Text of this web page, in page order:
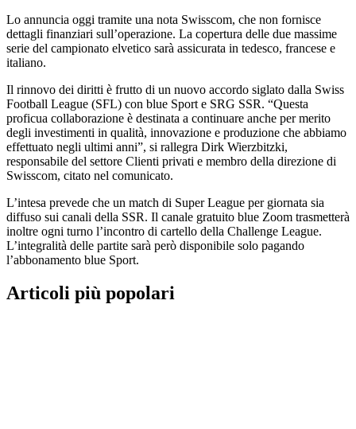
Lo annuncia oggi tramite una nota Swisscom, che non fornisce
dettagli finanziari sull’operazione. La copertura delle due massime
serie del campionato elvetico sarà assicurata in tedesco, francese e
italiano.
Il rinnovo dei diritti è frutto di un nuovo accordo siglato dalla Swiss
Football League (SFL) con blue Sport e SRG SSR. “Questa
proficua collaborazione è destinata a continuare anche per merito
degli investimenti in qualità, innovazione e produzione che abbiamo
effettuato negli ultimi anni”, si rallegra Dirk Wierzbitzki,
responsabile del settore Clienti privati e membro della direzione di
Swisscom, citato nel comunicato.
L’intesa prevede che un match di Super League per giornata sia
diffuso sui canali della SSR. Il canale gratuito blue Zoom trasmetterà
inoltre ogni turno l’incontro di cartello della Challenge League.
L’integralità delle partite sarà però disponibile solo pagando
l’abbonamento blue Sport.
Articoli più popolari